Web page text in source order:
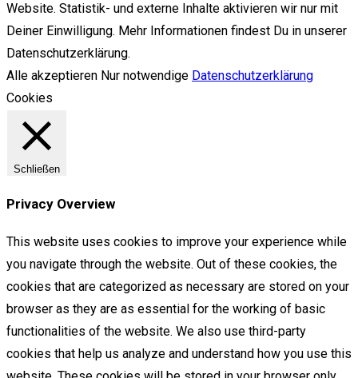
Website. Statistik- und externe Inhalte aktivieren wir nur mit
Deiner Einwilligung. Mehr Informationen findest Du in unserer
Datenschutzerklärung.
Alle akzeptieren Nur notwendige Datenschutzerklärung
Cookies
Schließen
Privacy Overview
This website uses cookies to improve your experience while
you navigate through the website. Out of these cookies, the
cookies that are categorized as necessary are stored on your
browser as they are as essential for the working of basic
functionalities of the website. We also use third-party
cookies that help us analyze and understand how you use this